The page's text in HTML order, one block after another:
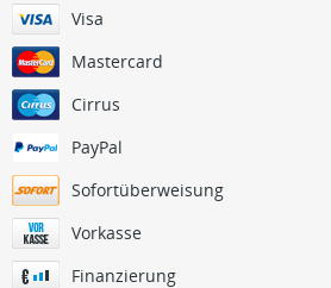
Visa
Mastercard
Cirrus
PayPal
Sofortüberweisung
Vorkasse
Finanzierung